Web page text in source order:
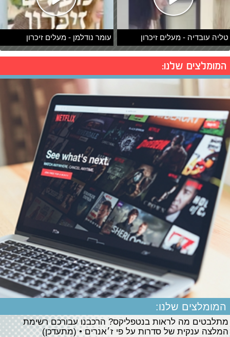
טליה עובדיה - מעלים זיכרון עומר נודלמן - מעלים זיכרון
המומלצים שלנו:
המומלצים שלנו:
מתלבטים מה לראות בנטפליקס? הרכבנו עבורכם רשימת
המלצה ענקית של סדרות על פי ז׳אנרים • (מתעדכן)